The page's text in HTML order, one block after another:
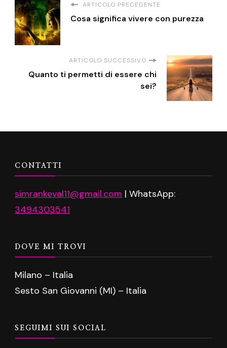
ARTICOLO PRECEDENTE
Cosa significa vivere con purezza
ARTICOLO SUCCESSIVO
Quanto ti permetti di essere chi
sei?
CONTATTI
simrankeval11@gmail.com | WhatsApp:
3494303541
DOVE MI TROVI
Milano – Italia
Sesto San Giovanni (MI) – Italia
SEGUIMI SUI SOCIAL